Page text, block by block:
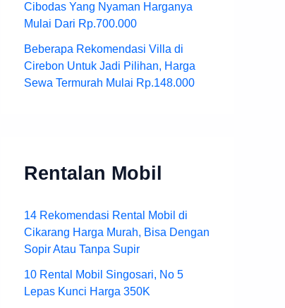
Cibodas Yang Nyaman Harganya
Mulai Dari Rp.700.000
Beberapa Rekomendasi Villa di
Cirebon Untuk Jadi Pilihan, Harga
Sewa Termurah Mulai Rp.148.000
Rentalan Mobil
14 Rekomendasi Rental Mobil di
Cikarang Harga Murah, Bisa Dengan
Sopir Atau Tanpa Supir
10 Rental Mobil Singosari, No 5
Lepas Kunci Harga 350K